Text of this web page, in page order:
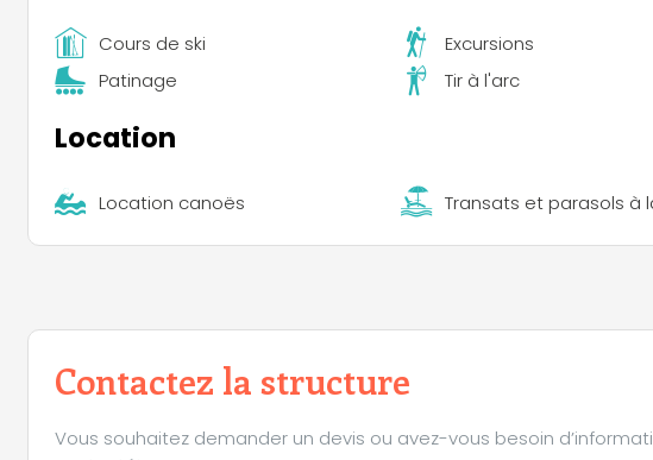
Cours de ski Excursions
Patinage
Tir à l'arc
Location
Location canoës Transats et parasols à
Contactez la structure
Vous souhaitez demander un devis ou avez-vous besoin